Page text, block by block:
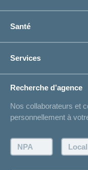
Assurances
Prévoyance
Je cherche une
Situations de vie
Réaliser des
Santé
Boussole santé
Services
Listes des hôpitaux
Bulletin d'accident
Contact
Demande d'offre
Demander à l'agence
Recherche d’agence
Nos collaborateurs et
personnellement à
NPA: